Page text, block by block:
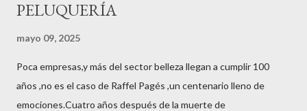
PELUQUERÍA
mayo 09, 2025
Poca empresas,y más del sector belleza llegan a cumplir 100
años ,no es el caso de Raffel Pagés ,un centenario lleno de
emociones.Cuatro años después de la muerte de